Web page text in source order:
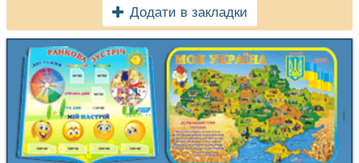
Додати в закладки